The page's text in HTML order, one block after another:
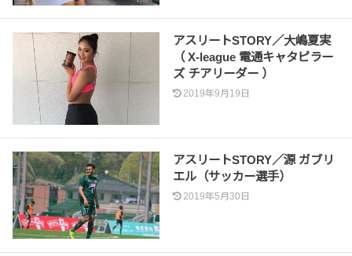
アスリートSTORY／大嶋夏実
（ X-league 電通キャタピラー
ズ チアリーダー ）
2019年9月19日
アスリートSTORY／源 ガブリ
エル（サッカー選手）
2019年5月30日